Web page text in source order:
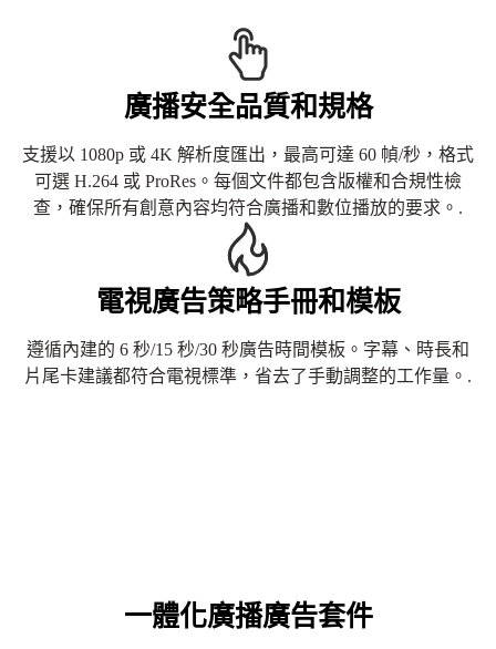
廣播安全品質和規格
支援以 1080p 或 4K 解析度匯出，最高可達 60 幀/秒，格式
可選 H.264 或 ProRes。每個文件都包含版權和合規性檢
查，確保所有創意內容均符合廣播和數位播放的要求。.
電視廣告策略手冊和模板
遵循內建的 6 秒/15 秒/30 秒廣告時間模板。字幕、時長和
片尾卡建議都符合電視標準，省去了手動調整的工作量。.
一體化廣播廣告套件